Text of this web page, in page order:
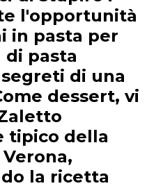
l'opportunità
in pasta per
pasta
di una
dessert, vi
tipico della
la ricetta